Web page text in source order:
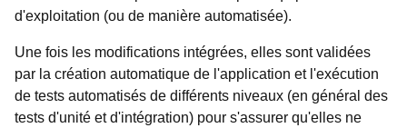
d'exploitation (ou de manière automatisée).
Une fois les modifications intégrées, elles sont validées
par la création automatique de l'application et l'exécution
de tests automatisés de différents niveaux (en général des
tests d'unité et d'intégration) pour s'assurer qu'elles ne